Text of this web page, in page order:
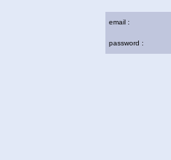
email :
password :